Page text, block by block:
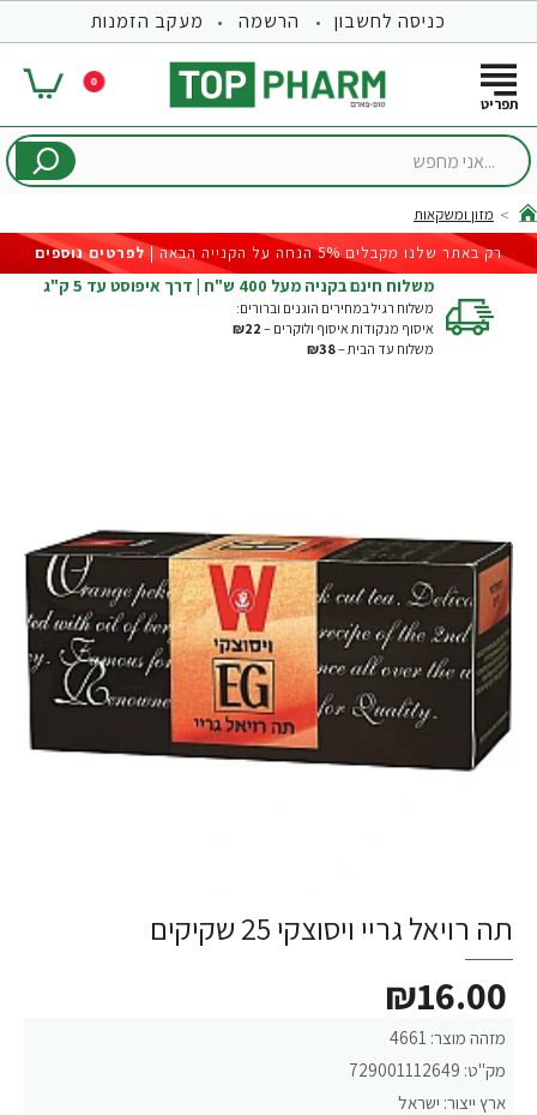
כניסה לחשבון הרשמה מעקב הזמנות
0
...אני
home
מזון ומשקאות
רק באתר שלנו מקבלים 5% הנחה על הקנייה הבאה |
לפרטים נוספים
משלוח חינם בקניה מעל 400 ש"ח | דרך איפוסט עד 5 ק"ג
משלוח רגיל במחירים הוגנים וברורים:
איסוף מנקודות איסוף ולוקרים – ₪22
משלוח עד הבית –₪38
תה רויאל גריי ויסוצקי 25 שקיקים
מזהה מוצר: 4661
מק"ט: 729001112649
ארץ ייצור: ישראל
₪16.00